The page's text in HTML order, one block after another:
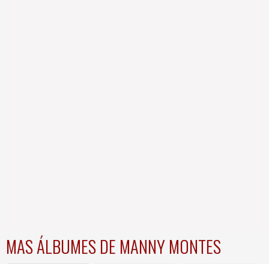
MAS ÁLBUMES DE MANNY MONTES